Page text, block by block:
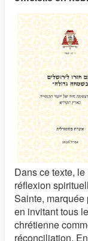
Dans ce texte,
réflexion
Sainte, marquée
en invitant tous
chrétienne
réconciliation.